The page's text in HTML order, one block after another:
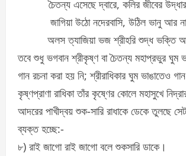
চৈতন্য এসেছে দ্বারে, কলির জীবের
জাগিয়া উঠো নদেরবাসি, উঠিল ভানু আর
অলস ত্যাজিয়া ভজ শ্রীহরি শুদ্ধ ভক্তি
তবে শুধু ভগবান শ্রীকৃষ্ণ বা চৈতন্য মহাপ্রভুর ঘুম
গান রচনা করা হয় নি; শ্রীরাধিকার ঘুম ভাঙাতেও
কৃষ্ণপ্রাণা রাধিকা তাঁর কৃষ্ণের কোলে মহাসুখে
আদরের পাখীদ্বয় শুক-সারি রাধাকে ডেকে তুলছে
ব্যক্ত হচ্ছে:-
৮) রাই জাগো রাই জাগো বলে শুকসারি ডাকে।